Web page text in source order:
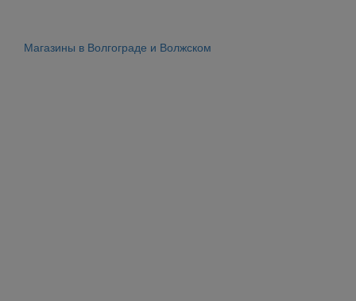
Магазины в Волгограде и Волжском